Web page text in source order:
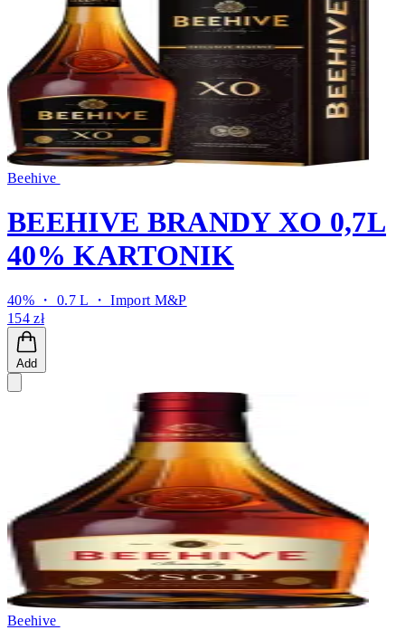
Beehive
BEEHIVE BRANDY XO 0,7L
40% KARTONIK
40% ・ 0.7 L ・Import M&P
154 zł
Add
Beehive